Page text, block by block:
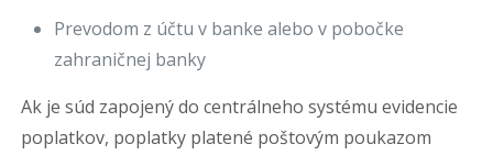
Prevodom z účtu v banke alebo v pobočke
zahraničnej banky
Ak je súd zapojený do centrálneho systému evidencie
poplatkov, poplatky platené poštovým poukazom